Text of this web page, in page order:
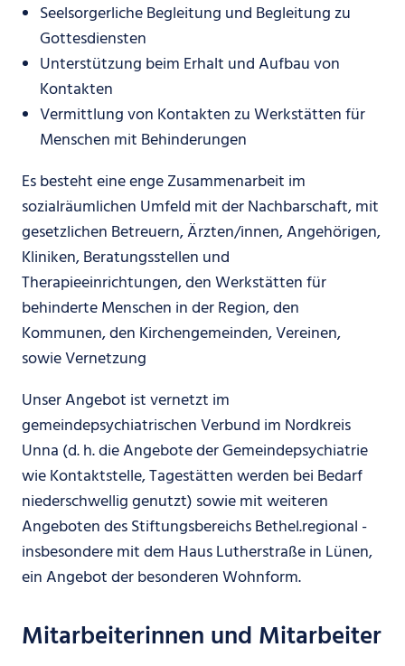
Seelsorgerliche Begleitung und Begleitung zu
Gottesdiensten
Unterstützung beim Erhalt und Aufbau von
Kontakten
Vermittlung von Kontakten zu Werkstätten für
Menschen mit Behinderungen
Es besteht eine enge Zusammenarbeit im
sozialräumlichen Umfeld mit der Nachbarschaft, mit
gesetzlichen Betreuern, Ärzten/innen, Angehörigen,
Kliniken, Beratungsstellen und
Therapieeinrichtungen, den Werkstätten für
behinderte Menschen in der Region, den
Kommunen, den Kirchengemeinden, Vereinen,
sowie Vernetzung
Unser Angebot ist vernetzt im
gemeindepsychiatrischen Verbund im Nordkreis
Unna (d. h. die Angebote der Gemeindepsychiatrie
wie Kontaktstelle, Tagestätten werden bei Bedarf
niederschwellig genutzt) sowie mit weiteren
Angeboten des Stiftungsbereichs Bethel.regional -
insbesondere mit dem Haus Lutherstraße in Lünen,
ein Angebot der besonderen Wohnform.
Mitarbeiterinnen und Mitarbeiter